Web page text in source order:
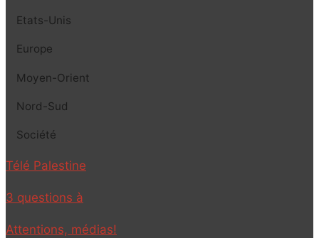
Etats-Unis
Europe
Moyen-Orient
Nord-Sud
Société
Télé Palestine
3 questions à
Attentions, médias!